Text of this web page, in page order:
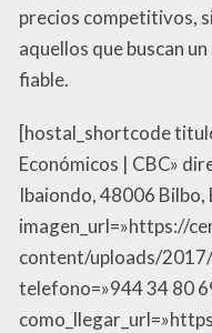
precios competitivos,
aquellos que buscan
fiable.
[hostal_shortcode
Económicos | CBC»
Ibaiondo, 48006 Bilbo,
imagen_url=»https://
content/uploads/
telefono=»944 34 80